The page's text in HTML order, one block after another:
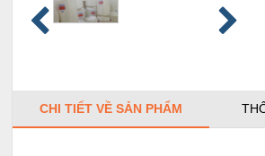
CHI TIẾT VỀ SẢN PHẨM